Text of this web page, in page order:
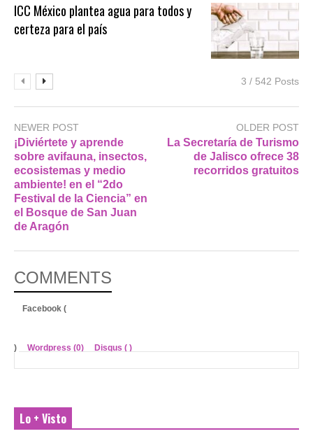
ICC México plantea agua para todos y
certeza para el país
3 / 542 Posts
NEWER POST
¡Diviértete y aprende
sobre avifauna, insectos,
ecosistemas y medio
ambiente! en el “2do
Festival de la Ciencia” en
el Bosque de San Juan
de Aragón
OLDER POST
La Secretaría de Turismo
de Jalisco ofrece 38
recorridos gratuitos
COMMENTS
Facebook (
) Wordpress (0) Disqus ( )
Lo + Visto